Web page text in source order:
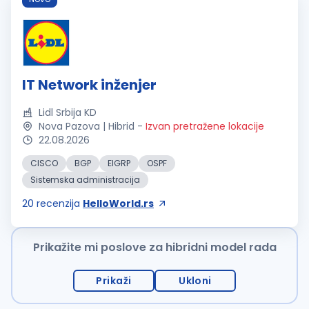
IT Network inženjer
Lidl Srbija KD
Nova Pazova | Hibrid - Izvan pretražene lokacije
22.08.2026
CISCO BGP EIGRP
OSPF
Sistemska administracija
20 recenzija HelloWorld.rs
Prikažite mi poslove za hibridni model rada
Prikaži Ukloni